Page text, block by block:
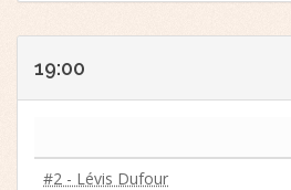
19:00
#2 - Lévis Dufour